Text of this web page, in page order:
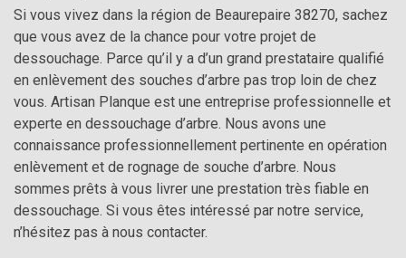
Si vous vivez dans la région de Beaurepaire 38270, sachez
que vous avez de la chance pour votre projet de
dessouchage. Parce qu’il y a d’un grand prestataire qualifié
en enlèvement des souches d’arbre pas trop loin de chez
vous. Artisan Planque est une entreprise professionnelle et
experte en dessouchage d’arbre. Nous avons une
connaissance professionnellement pertinente en opération
enlèvement et de rognage de souche d’arbre. Nous
sommes prêts à vous livrer une prestation très fiable en
dessouchage. Si vous êtes intéressé par notre service,
n’hésitez pas à nous contacter.